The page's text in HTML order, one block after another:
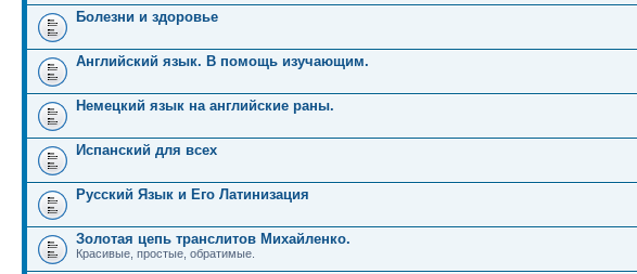
Болезни и здоровье
Английский язык. В помощь изучающим.
Немецкий язык на английские раны.
Испанский для всех
Русский Язык и Его Латинизация
Золотая цепь транслитов Михайленко.
Красивые, простые, обратимые.